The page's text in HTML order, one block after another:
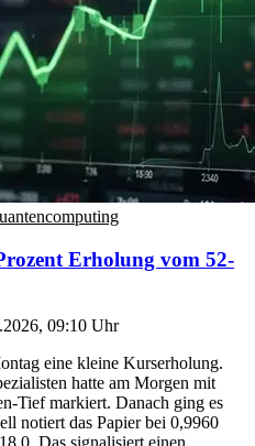
Erholung vom 52-
09:10 Uhr
eine kleine Kurserholung.
hatte am Morgen mit
Tief markiert. Danach ging es
notiert das Papier bei 0,9960